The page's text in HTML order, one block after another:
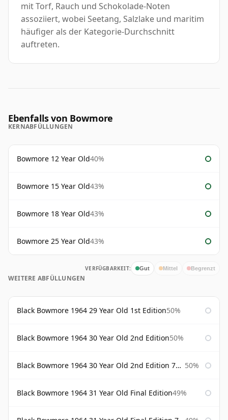
mit Torf, Rauch und Schokolade-Noten
assoziiert, wobei Seetang, Salzlake und maritim
häufiger als der Kategorie-Durchschnitt
auftreten.
Ebenfalls von Bowmore
KERNABFÜLLUNGEN
Bowmore 12 Year Old40%
Bowmore 15 Year Old43%
Bowmore 18 Year Old43%
Bowmore 25 Year Old43%
VERFÜGBARKEIT: Gut Mittel Begrenzt
WEITERE ABFÜLLUNGEN
Black Bowmore 1964 29 Year Old 1st Edition50%
Black Bowmore 1964 30 Year Old 2nd Edition50%
Black Bowmore 1964 30 Year Old 2nd Edition 75cl 50%
Black Bowmore 1964 31 Year Old Final Edition49%